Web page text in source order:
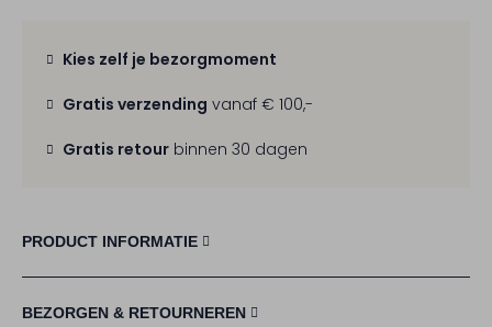
Kies zelf je bezorgmoment
Gratis verzending vanaf € 100,-
Gratis retour binnen 30 dagen
PRODUCT INFORMATIE
BEZORGEN & RETOURNEREN